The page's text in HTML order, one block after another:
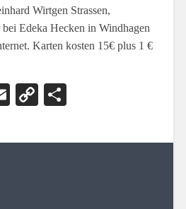
Wirtgen Strassen,
Edeka Hecken in Windhagen
Karten kosten 15€ plus 1 €
EmailCopy